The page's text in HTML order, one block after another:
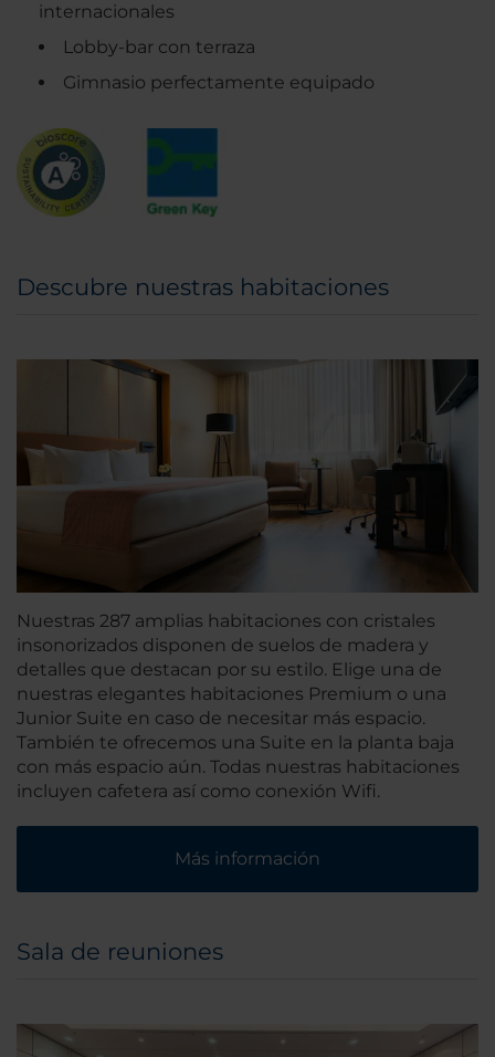
internacionales
Lobby-bar con terraza
Gimnasio perfectamente equipado
Descubre nuestras habitaciones
Nuestras 287 amplias habitaciones con cristales
insonorizados disponen de suelos de madera y
detalles que destacan por su estilo. Elige una de
nuestras elegantes habitaciones Premium o una
Junior Suite en caso de necesitar más espacio.
También te ofrecemos una Suite en la planta baja
con más espacio aún. Todas nuestras habitaciones
incluyen cafetera así como conexión Wifi.
Más información
Sala de reuniones